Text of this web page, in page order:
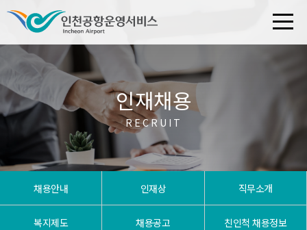
채용안내 인재상 직무소개
복지제도 채용공고 친인척 채용정보
인재채용
RECRUIT